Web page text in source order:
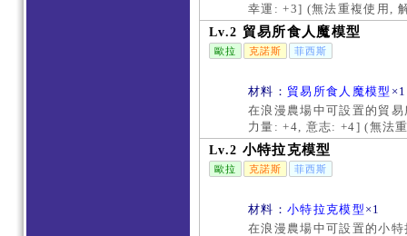
幸運: +3] (無法重複使用,
Lv.2 貿易所食人魔模型
歐拉 克諾斯 菲西斯
材料： 貿易所食人魔模型 ×1
在浪漫農場中可設置的貿
力量: +4, 意志: +4] (無法
Lv.2 小特拉克模型
歐拉 克諾斯 菲西斯
材料： 小特拉克模型 ×1
在浪漫農場中可設置的小